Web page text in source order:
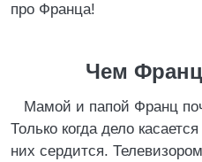
про Франца!
Чем
Мамой и папой Франц
Только когда дело
них сердится.